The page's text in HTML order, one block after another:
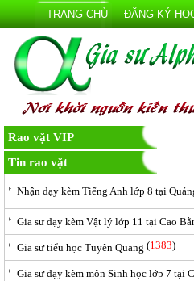
TRANG CHỦ ĐĂNG KÝ
Rao vặt VIP
Tin rao vặt
Nhận dạy kèm Tiếng Anh lớp 8 tại
Gia sư dạy kèm Vật lý lớp 11 tại Cao
Gia sư tiểu học Tuyên Quang (1383)
Gia sư dạy kèm môn Sinh học lớp 7 tại